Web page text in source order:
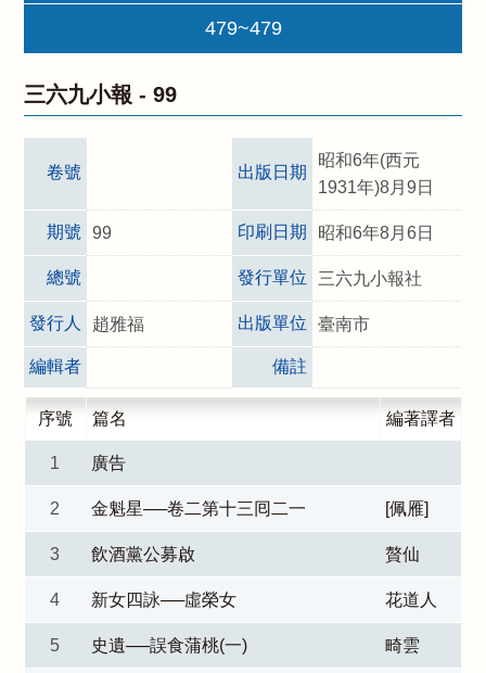
479~479
三六九小報 -99
卷號 出版日期
昭和6年(西元
1931年)8月9日
期號 99 印刷日期 昭和6年8月6日
總號 發行單位 三六九小報社
發行人 趙雅福 出版單位 臺南市
編輯者 備註
序號 篇名 編著譯者
1 廣告
2 金魁星──卷二第十三囘二一 [佩雁]
3 飲酒黨公募啟 贅仙
4 新女四詠──虛榮女 花道人
5 史遺──誤食蒲桃(一) 畸雲